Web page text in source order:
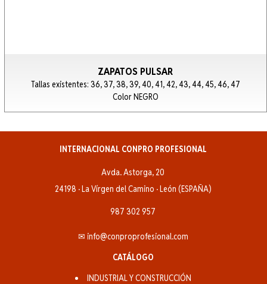
ZAPATOS PULSAR
Tallas existentes: 36, 37, 38, 39, 40, 41, 42, 43, 44, 45, 46, 47
Color NEGRO
INTERNACIONAL CONPRO PROFESIONAL
Avda. Astorga, 20
24198 · La Vírgen del Camino · León (ESPAÑA)
987 302 957
✉ info@conproprofesional.com
CATÁLOGO
INDUSTRIAL Y CONSTRUCCIÓN